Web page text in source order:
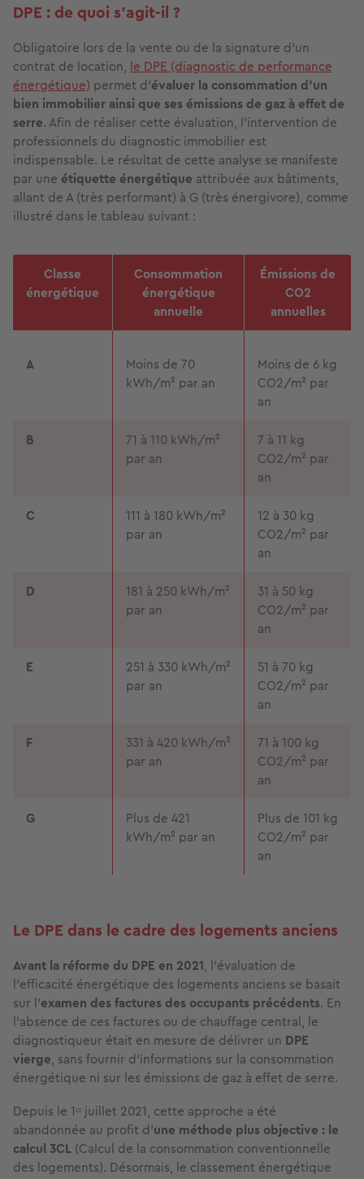
DPE : de quoi s’agit-il ?
Obligatoire lors de la vente ou de la signature d’un
contrat de location, le DPE (diagnostic de performance
énergétique) permet d’évaluer la consommation d’un
bien immobilier ainsi que ses émissions de gaz à effet de
serre. Afin de réaliser cette évaluation, l’intervention de
professionnels du diagnostic immobilier est
indispensable. Le résultat de cette analyse se manifeste
par une étiquette énergétique attribuée aux bâtiments,
allant de A (très performant) à G (très énergivore), comme
illustré dans le tableau suivant :
Classe
énergétique
Consommation
énergétique
annuelle
Émissions de
CO2
annuelles
A
Moins de 70
kWh/m² par an
Moins de 6 kg
CO2/m² par
an
B
71 à 110 kWh/m²
par an
7 à 11 kg
CO2/m² par
an
C
111 à 180 kWh/m²
par an
12 à 30 kg
CO2/m² par
an
D
181 à 250 kWh/m²
par an
31 à 50 kg
CO2/m² par
an
E
251 à 330 kWh/m²
par an
51 à 70 kg
CO2/m² par
an
F
331 à 420 kWh/m²
par an
71 à 100 kg
CO2/m² par
an
G
Plus de 421
kWh/m² par an
Plus de 101 kg
CO2/m² par
an
Le DPE dans le cadre des logements anciens
Avant la réforme du DPE en 2021, l’évaluation de
l’efficacité énergétique des logements anciens se basait
sur l'examen des factures des occupants précédents. En
l'absence de ces factures ou de chauffage central, le
diagnostiqueur était en mesure de délivrer un DPE
vierge, sans fournir d'informations sur la consommation
énergétique ni sur les émissions de gaz à effet de serre.
Depuis le 1ᵉʳ juillet 2021, cette approche a été
abandonnée au profit d’une méthode plus objective : le
calcul 3CL (Calcul de la consommation conventionnelle
des logements). Désormais, le classement énergétique